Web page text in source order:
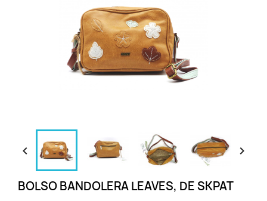
 
BOLSO BANDOLERA LEAVES, DE SKPAT